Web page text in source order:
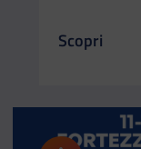
Il link ti
Scopri